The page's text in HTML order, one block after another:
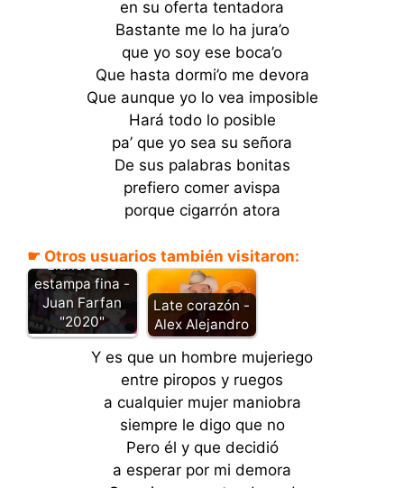
en su oferta tentadora
Bastante me lo ha jura’o
que yo soy ese boca’o
Que hasta dormi’o me devora
Que aunque yo lo vea imposible
Hará todo lo posible
pa’ que yo sea su señora
De sus palabras bonitas
prefiero comer avispa
porque cigarrón atora
☛ Otros usuarios también visitaron:
Llanero de
estampa fina -
Juan Farfan
"2020"
Late corazón -
Alex Alejandro
Y es que un hombre mujeriego
entre piropos y ruegos
a cualquier mujer maniobra
siempre le digo que no
Pero él y que decidió
a esperar por mi demora